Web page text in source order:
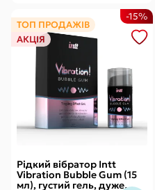
ТОП ПРОДАЖІВ
АКЦІЯ
Рідкий вібратор Intt
Vibration Bubble Gum (15
мл), густий гель, дуже
-15%